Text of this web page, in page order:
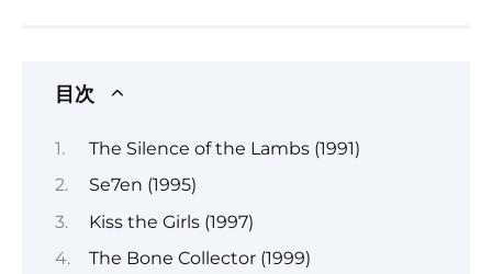
目次
The Silence of the Lambs (1991)
Se7en (1995)
Kiss the Girls (1997)
The Bone Collector (1999)